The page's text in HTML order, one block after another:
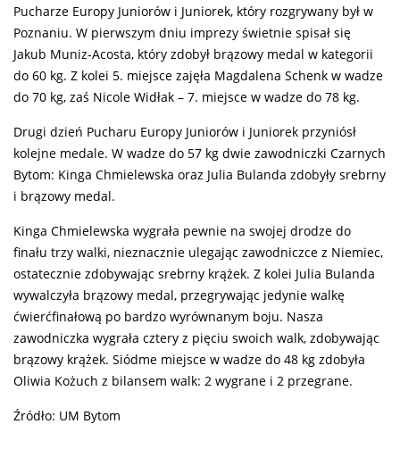
Pucharze Europy Juniorów i Juniorek, który rozgrywany był w
Poznaniu. W pierwszym dniu imprezy świetnie spisał się
Jakub Muniz-Acosta, który zdobył brązowy medal w kategorii
do 60 kg. Z kolei 5. miejsce zajęła Magdalena Schenk w wadze
do 70 kg, zaś Nicole Widłak – 7. miejsce w wadze do 78 kg.
Drugi dzień Pucharu Europy Juniorów i Juniorek przyniósł
kolejne medale. W wadze do 57 kg dwie zawodniczki Czarnych
Bytom: Kinga Chmielewska oraz Julia Bulanda zdobyły srebrny
i brązowy medal.
Kinga Chmielewska wygrała pewnie na swojej drodze do
finału trzy walki, nieznacznie ulegając zawodniczce z Niemiec,
ostatecznie zdobywając srebrny krążek. Z kolei Julia Bulanda
wywalczyła brązowy medal, przegrywając jedynie walkę
ćwierćfinałową po bardzo wyrównanym boju. Nasza
zawodniczka wygrała cztery z pięciu swoich walk, zdobywając
brązowy krążek. Siódme miejsce w wadze do 48 kg zdobyła
Oliwia Kożuch z bilansem walk: 2 wygrane i 2 przegrane.
Źródło: UM Bytom